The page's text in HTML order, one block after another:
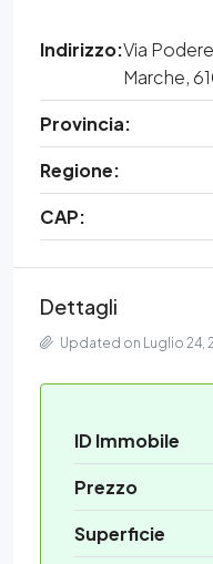
Indirizzo:Via
Marche,
Provincia:
Regione:
CAP:
Dettagli
Updated on Luglio 24,
ID Immobile
Prezzo
Superficie